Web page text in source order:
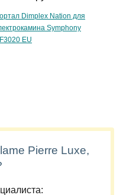
Dimplex Nation для
Symphony
EU
Pierre Luxe,